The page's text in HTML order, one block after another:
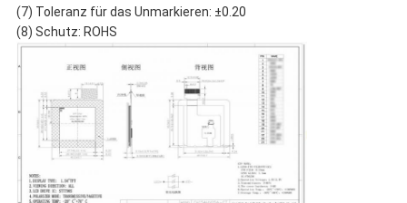
(7) Toleranz für das Unmarkieren: ±0.20
(8) Schutz: ROHS